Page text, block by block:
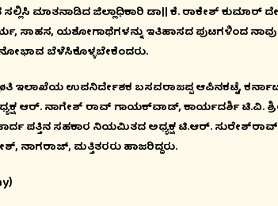
ಮಾತನಾಡಿದ ಜಿಲ್ಲಾಧಿಕಾರಿ ಡಾ|| ಕೆ. ರಾಕೇಶ್ ಕುಮಾರ್
ಸಾಹಸ, ಯಶೋಗಾಥೆಗಳನ್ನು ಇತಿಹಾಸದ ಪುಟಗಳಿಂದ
ಬೆಳೆಸಿಕೊಳ್ಳಬೇಕೆಂದರು.
ಇಲಾಖೆಯ ಉಪನಿರ್ದೇಶಕ ಬಸವರಾಜಪ್ಪ ಆಪಿನಕಟ್ಟೆ,
ಆರ್. ನಾಗೇಶ್ ರಾವ್ ಗಾಯಕ್‍ವಾಡ್, ಕಾರ್ಯದರ್ಶಿ ಟಿ.ವಿ.
ಪತ್ತಿನ ಸಹಕಾರ ನಿಯಮಿತದ ಅಧ್ಯಕ್ಷ ಟಿ.ಆರ್.
ನಾಗರಾಜ್, ಮತ್ತಿತರರು ಹಾಜರಿದ್ದರು.